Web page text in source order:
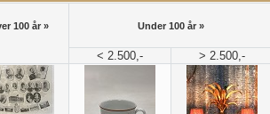
100 år » Under 100 år »
< 2.500,- > 2.500,-